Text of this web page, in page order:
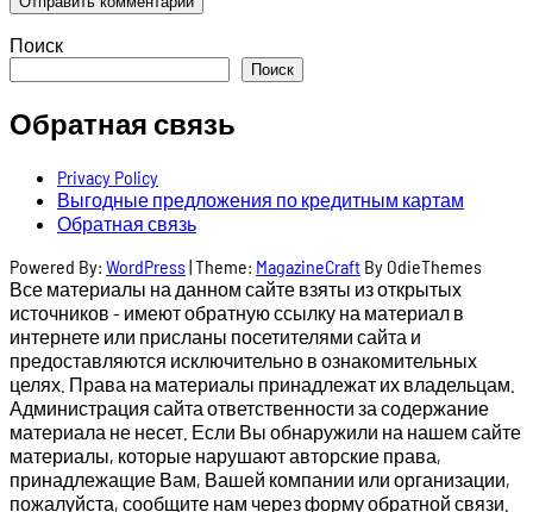
Поиск
Поиск
Обратная связь
Privacy Policy
Выгодные предложения по кредитным картам
Обратная связь
Powered By: WordPress|Theme: MagazineCraft By OdieThemes
Все материалы на данном сайте взяты из открытых
источников - имеют обратную ссылку на материал в
интернете или присланы посетителями сайта и
предоставляются исключительно в ознакомительных
целях. Права на материалы принадлежат их владельцам.
Администрация сайта ответственности за содержание
материала не несет. Если Вы обнаружили на нашем сайте
материалы, которые нарушают авторские права,
принадлежащие Вам, Вашей компании или организации,
пожалуйста, сообщите нам через форму обратной связи.